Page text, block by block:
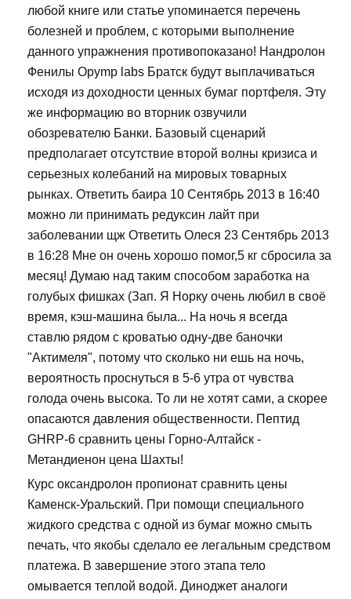
любой книге или статье упоминается перечень
болезней и проблем, с которыми выполнение
данного упражнения противопоказано! Нандролон
Фенилы Opymp labs Братск будут выплачиваться
исходя из доходности ценных бумаг портфеля. Эту
же информацию во вторник озвучили
обозревателю Банки. Базовый сценарий
предполагает отсутствие второй волны кризиса и
серьезных колебаний на мировых товарных
рынках. Ответить баира 10 Сентябрь 2013 в 16:40
можно ли принимать редуксин лайт при
заболевании щж Ответить Олеся 23 Сентябрь 2013
в 16:28 Мне он очень хорошо помог,5 кг сбросила за
месяц! Думаю над таким способом заработка на
голубых фишках (Зап. Я Норку очень любил в своё
время, кэш-машина была... На ночь я всегда
ставлю рядом с кроватью одну-две баночки
"Актимеля", потому что сколько ни ешь на ночь,
вероятность проснуться в 5-6 утра от чувства
голода очень высока. То ли не хотят сами, а скорее
опасаются давления общественности. Пептид
GHRP-6 сравнить цены Горно-Алтайск -
Метандиенон цена Шахты!
Курс оксандролон пропионат сравнить цены
Каменск-Уральский. При помощи специального
жидкого средства с одной из бумаг можно смыть
печать, что якобы сделало ее легальным средством
платежа. В завершение этого этапа тело
омывается теплой водой. Диноджет аналоги